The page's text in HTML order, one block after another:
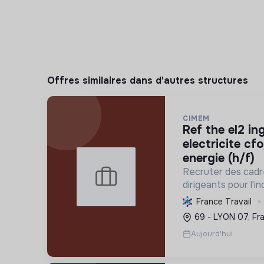
Offres similaires dans d'autres structures
CIMEM
ref the el2 ingenieur etudes
electricite
energie (h/f)
Recruter des
dirigeants pour
l'optimisation
et le
polluantes via des
France Travail
69 - LYON 07,
Aujourd'hui